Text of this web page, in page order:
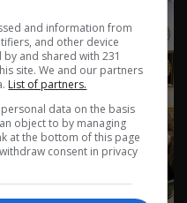
and information from
and other device
and shared with 231
site. We and our partners
List of partners.
data on the basis
object to by managing
at the bottom of this page
consent in privacy